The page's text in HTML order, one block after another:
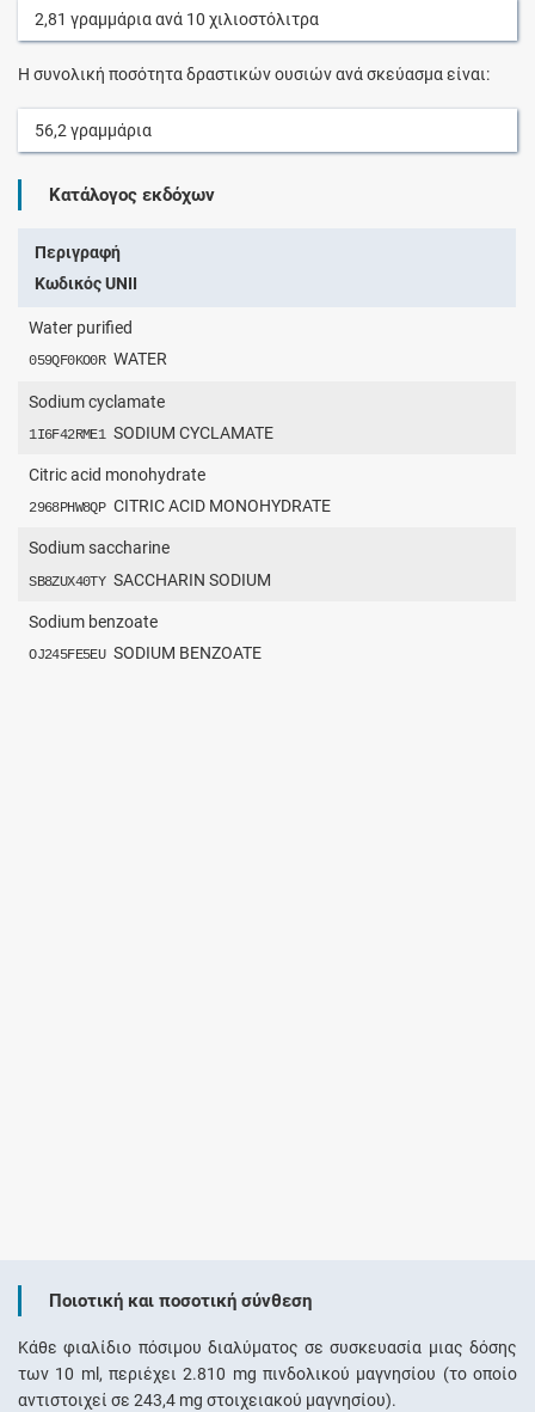
2,81 γραμμάριαανά 10 χιλιοστόλιτρα
Η συνολική ποσότητα δραστικών ουσιών ανά σκεύασμα είναι:
56,2 γραμμάρια
Κατάλογος εκδόχων
Περιγραφή
Κωδικός UNII
Water purified
059QF0KO0R WATER
Sodium cyclamate
1I6F42RME1 SODIUM CYCLAMATE
Citric acid monohydrate
2968PHW8QP CITRIC ACID MONOHYDRATE
Sodium saccharine
SB8ZUX40TY SACCHARIN SODIUM
Sodium benzoate
OJ245FE5EU SODIUM BENZOATE
Ποιοτική και ποσοτική σύνθεση
Κάθε φιαλίδιο πόσιμου διαλύματος σε συσκευασία μιας δόσης
των 10 ml, περιέχει 2.810 mg πινδολικού μαγνησίου (το οποίο
αντιστοιχεί σε 243,4 mg στοιχειακού μαγνησίου).